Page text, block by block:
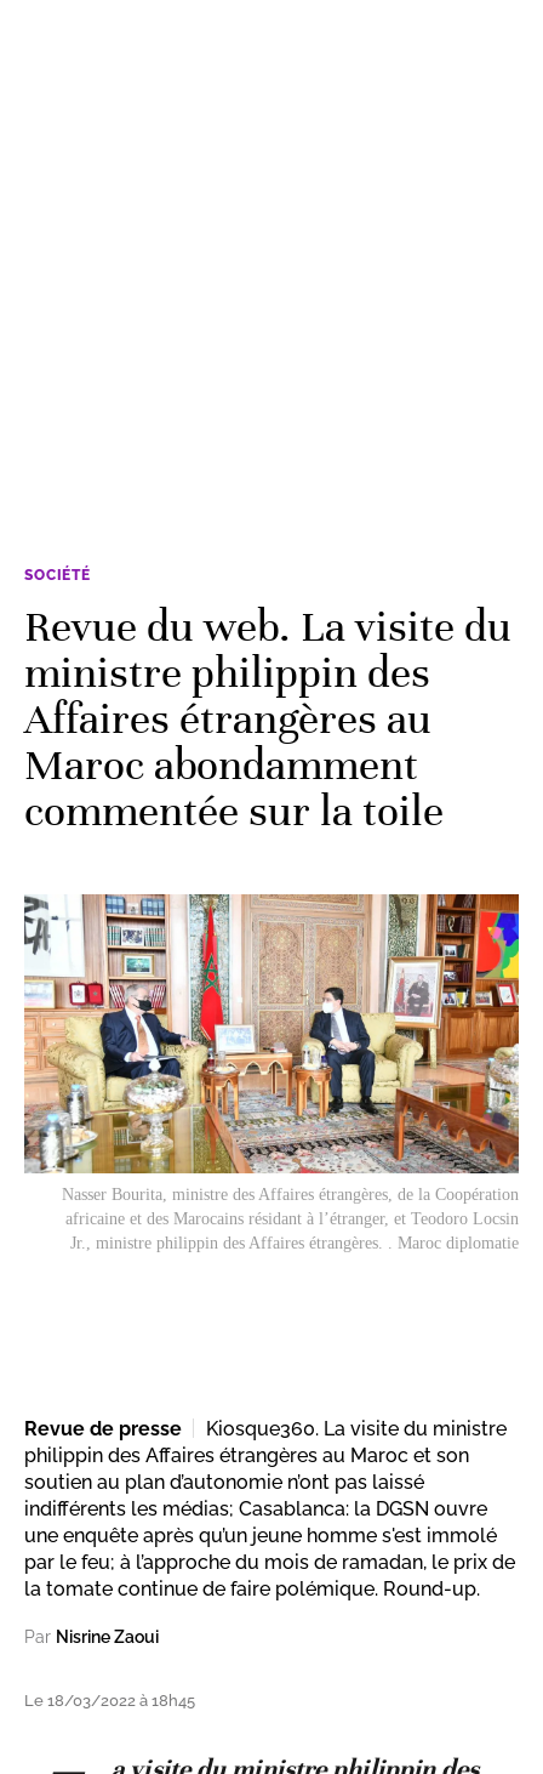
SOCIÉTÉ
Revue du web. La visite du
ministre philippin des
Affaires étrangères au
Maroc abondamment
commentée sur la toile
Nasser Bourita, ministre des Affaires étrangères, de la Coopération
africaine et des Marocains résidant à l’étranger, et Teodoro Locsin
Jr., ministre philippin des Affaires étrangères. . Maroc diplomatie
Revue de presse
Kiosque360. La visite du ministre
philippin des Affaires étrangères au Maroc et son
soutien au plan d’autonomie n’ont pas laissé
indifférents les médias; Casablanca: la DGSN ouvre
une enquête après qu’un jeune homme s'est immolé
par le feu; à l’approche du mois de ramadan, le prix de
la tomate continue de faire polémique. Round-up.
Par Nisrine Zaoui
Le 18/03/2022 à 18h45